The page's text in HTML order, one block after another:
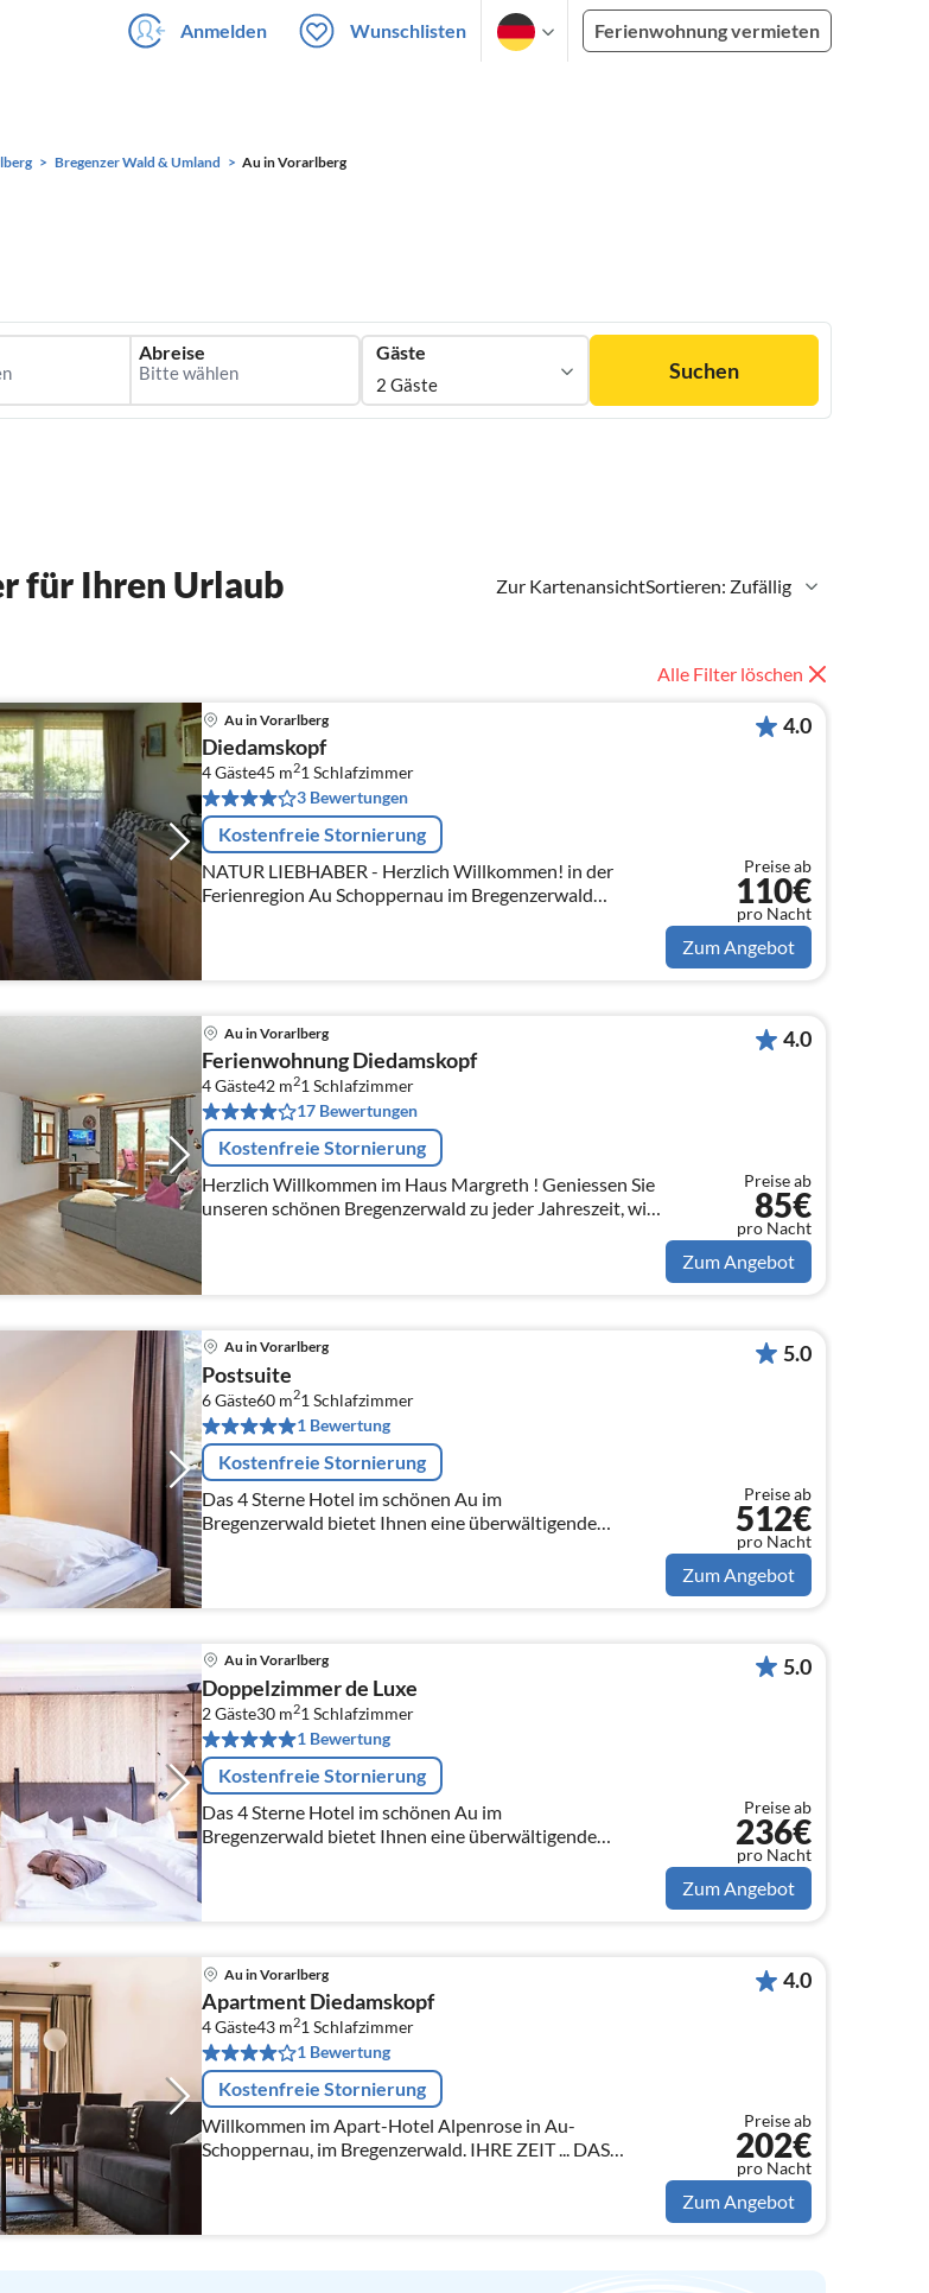
Anmelden Wunschlisten Ferienwohnung vermieten
Bregenzer Wald & Umland Au in Vorarlberg
Abreise Gäste
2 Gäste
Suchen
Zur KartenansichtSortieren: Zufällig
für Ihren Urlaub
Alle Filter löschen
Au in Vorarlberg
Diedamskopf
4 Gäste45 m21 Schlafzimmer
3 Bewertungen
Kostenfreie Stornierung
NATUR LIEBHABER - Herzlich Willkommen! in der
Ferienregion Au Schoppernau im Bregenzerwald
4.0
Preise ab
110€
pro Nacht
Zum Angebot
Au in Vorarlberg
Ferienwohnung Diedamskopf
4 Gäste42 m21 Schlafzimmer
17 Bewertungen
Kostenfreie Stornierung
Herzlich Willkommen im Haus Margreth ! Geniessen Sie
unseren schönen Bregenzerwald zu jeder Jahreszeit, wir
4.0
Preise ab
85€
pro Nacht
Zum Angebot
Au in Vorarlberg
Postsuite
6 Gäste60 m21 Schlafzimmer
1 Bewertung
Kostenfreie Stornierung
Das 4 Sterne Hotel im schönen Au im
Bregenzerwald bietet Ihnen eine überwältigende
Naturkulisse und gibt Ihnen viele Gelegenheiten für
Ihren Familienurlaub und Bikeurlaub zum...
5.0
Preise ab
512€
pro Nacht
Zum Angebot
Au in Vorarlberg
Doppelzimmer de Luxe
2 Gäste30 m21 Schlafzimmer
1 Bewertung
Kostenfreie Stornierung
Das 4 Sterne Hotel im schönen Au im
Bregenzerwald bietet Ihnen eine überwältigende
5.0
Preise ab
236€
pro Nacht
Zum Angebot
Au in Vorarlberg
Apartment Diedamskopf
4 Gäste43 m21 Schlafzimmer
1 Bewertung
Kostenfreie Stornierung
Willkommen im Apart-Hotel Alpenrose in Au-
Schoppernau, im Bregenzerwald. IHRE ZEIT ... DAS
4.0
Preise ab
202€
pro Nacht
Zum Angebot